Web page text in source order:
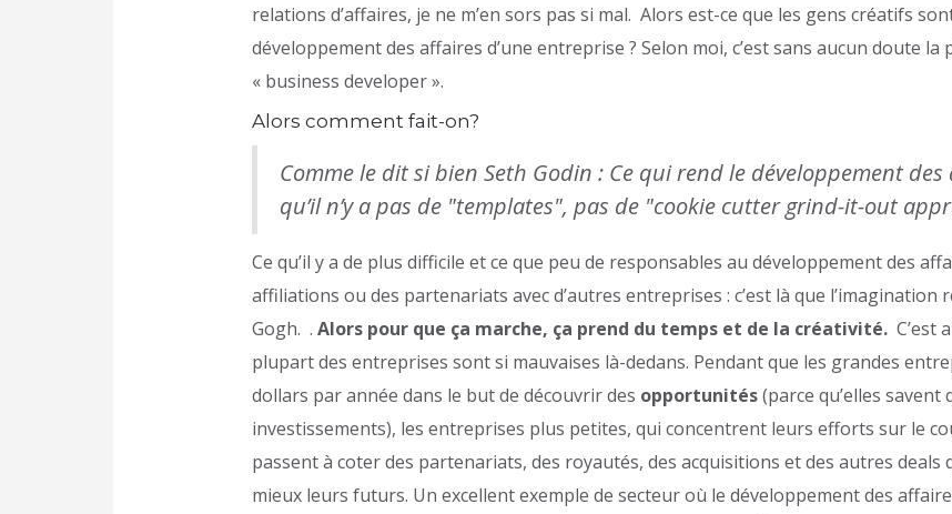
relations d’affaires, je ne m’en sors pas si mal. Alors est-ce que les gens créatifs
développement des affaires d’une entreprise ? Selon moi, c’est sans aucun doute la
« business developer ».
Alors comment fait-on?
Comme le dit si bien Seth Godin : Ce qui rend le développement des
qu’il n’y a pas de "templates", pas de "cookie cutter grind-it-out
Ce qu’il y a de plus difficile et ce que peu de responsables au développement des
affiliations ou des partenariats avec d’autres entreprises : c’est là que l’imagination
Gogh. . Alors pour que ça marche, ça prend du temps et de la créativité. C’est
plupart des entreprises sont si mauvaises là-dedans. Pendant que les grandes
dollars par année dans le but de découvrir des opportunités(parce qu’elles
investissements), les entreprises plus petites, qui concentrent leurs efforts sur le
passent à coter des partenariats, des royautés, des acquisitions et des autres
mieux leurs futurs. Un excellent exemple de secteur où le développement des